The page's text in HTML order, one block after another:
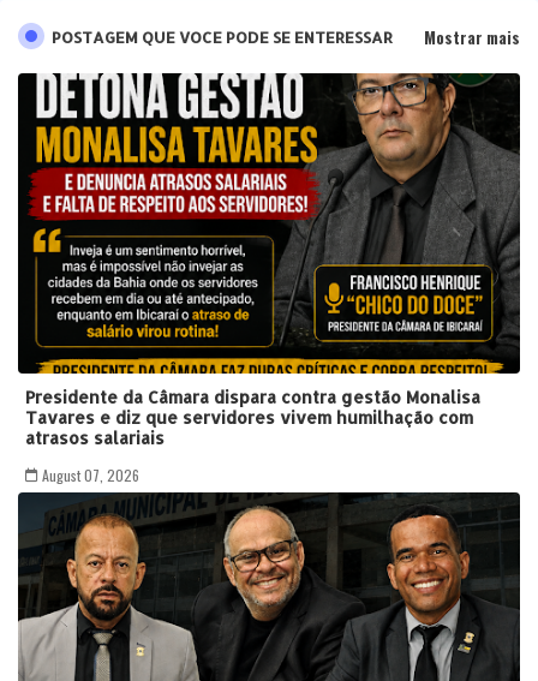
POSTAGEM QUE VOCE PODE SE ENTERESSAR Mostrar mais
Presidente da Câmara dispara contra gestão Monalisa
Tavares e diz que servidores vivem humilhação com
atrasos salariais
August 07, 2026